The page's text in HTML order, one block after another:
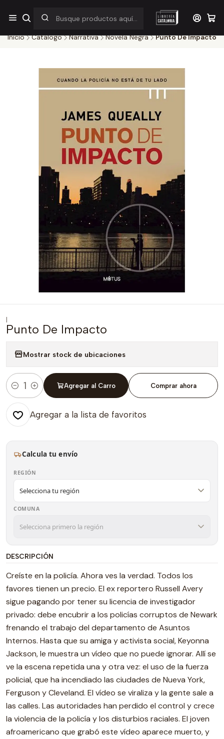
¡Por pocos días! Despacho a $1.000 en RM por compras sobre
$38.000
Inicio Catálogo Narrativa Novela Negra Punto De Impacto
|
Punto De Impacto
Mostrar stock de ubicaciones
Cantidad
Agregar al Carro Comprar ahora
Agregar a la lista de favoritos
Calcula tu envío
REGIÓN
COMUNA
DESCRIPCIÓN
Creíste en la policía. Ahora ves la verdad. Todos los
favores tienen un precio. El ex reportero Russell Avery
sigue pagando por tener su licencia de investigador
privado: debe encubrir a los policías corruptos de Newark
frenando el trabajo del departamento de Asuntos
Internos. Hasta que su amiga y activista social, Keyonna
Jackson, le muestra un vídeo que no puede ignorar. Allí se
ve la escena repetida una y otra vez: el uso de la fuerza
policial, que ha incendiado las ciudades de Nueva York,
Ferguson y Cleveland. El vídeo se viraliza y la gente sale a
las calles. Las autoridades han perdido el control y crece
la violencia de la policía y los disturbios raciales. El joven
afroamericano que grabó este vídeo aparece muerto, y